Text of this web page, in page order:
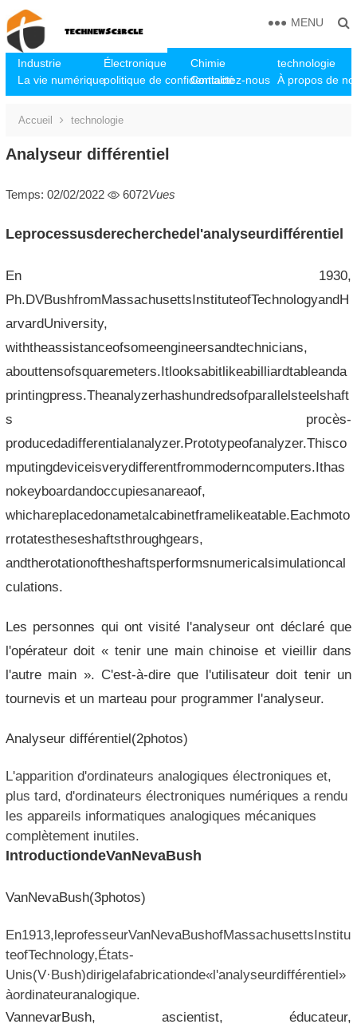
Industrie Électronique Chimie
technologie
La vie numériquepolitique de confidentialité
Contactez-nous À propos de
MENU
Accueil technologie
Analyseur différentiel
Temps: 02/02/2022 6072Vues
Leprocessusderecherchedel'analyseurdifférentiel
En 1930,
Ph.DVBushfromMassachusettsInstituteofTechnologyandH
arvardUniversity,
withtheassistanceofsomeengineersandtechnicians,
abouttensofsquaremeters.Itlooksabitlikeabilliardtableanda
printingpress.Theanalyzerhashundredsofparallelsteelshaft
s procès-
producedadifferentialanalyzer.Prototypeofanalyzer.Thisco
mputingdeviceisverydifferentfrommoderncomputers.Ithas
nokeyboardandoccupiesanareaof,
whichareplacedonametalcabinetframelikeatable.Eachmoto
rrotatestheseshaftsthroughgears,
andtherotationoftheshaftsperformsnumericalsimulationcal
culations.
Les personnes qui ont visité l'analyseur ont déclaré que
l'opérateur doit « tenir une main chinoise et vieillir dans
l'autre main ». C'est-à-dire que l'utilisateur doit tenir un
tournevis et un marteau pour programmer l'analyseur.
Analyseur différentiel(2photos)
L'apparition d'ordinateurs analogiques électroniques et,
plus tard, d'ordinateurs électroniques numériques a rendu
les appareils informatiques analogiques mécaniques
complètement inutiles.
IntroductiondeVanNevaBush
VanNevaBush(3photos)
En1913,leprofesseurVanNevaBushofMassachusettsInstitu
teofTechnology,États-
Unis(V·Bush)dirigelafabricationde«l'analyseurdifférentiel»
àordinateuranalogique.
VannevarBush, ascientist, éducateur,